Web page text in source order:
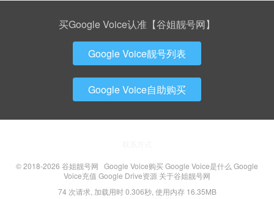
买Google Voice认准【谷姐靓号网】
Google Voice靓号列表
Google Voice自助购买
© 2018-2026 谷姐靓号网 Google Voice购买Google Voice是什么 Google
Voice充值 Google Drive资源 关于谷姐靓号网
74 次请求, 加载用时 0.306秒, 使用内存 16.35MB